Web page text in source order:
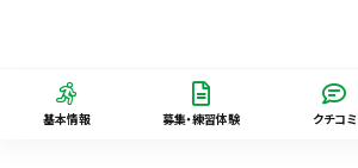
基本情報 募集・練習体験 クチコミ